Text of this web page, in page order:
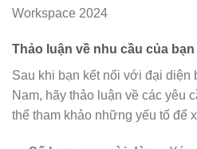
Thảo luận về nhu cầu của bạn
Sau khi bạn kết nối với đại diện
Nam, hãy thảo luận về các yêu
thể tham khảo những yếu tố để